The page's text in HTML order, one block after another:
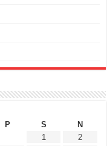
P S
N
1
2